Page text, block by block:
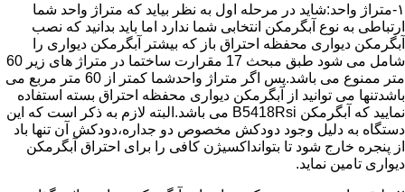
۱-متراژ واحد:شاید در مرحله اول به نظر بیاید که متراژ واحد شما
ارتباطی به نوع آبگرمکن انتخابی شما ندارد اما باید بدانید که نصب
آبگرمکن دیواری محفظه احتراق باز که بیشتر آبگرمکن دیواری را
شامل می شود طبق مبحث 17 مقرارت ساختما در متراژ های زیر 60
متر ممنوع می باشد.پس اگر متراژ واحدشما کمتر از 60 متر مربع می
باشدتنها می توانید از آبگرمکن دیواری محفظه احتراق بسته استفاده
نمایید که آبگرمکن B5418Rsi می باشد.البته لازم به ذکر است که این
دستگاه به دلیل وجود دودکش مخصوص دو جداره،دودکش آن تنها باد
از پنجره خارج شود تا بتوانداکسیژن کافی را برای احتراق آبگرمکن
دیواری تامین نماید.